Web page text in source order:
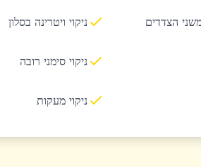
הצדדים ניקוי ויטרינה בסלון
ניקוי סימני רובה
ניקוי מעקות